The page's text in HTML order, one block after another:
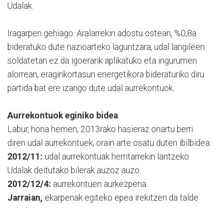
Udalak.
Iragarpen gehiago. Aralarrekin adostu ostean, %0,8a
bideratuko dute nazioarteko laguntzara, udal langileen
soldatetan ez da igoerarik aplikatuko eta ingurumen
alorrean, eraginkortasun energetikora bideraturiko diru
partida bat ere izango dute udal aurrekontuok.
Aurrekontuok eginiko bidea
Labur, hona hemen, 2013rako hasieraz onartu berri
diren udal aurrekontuek, orain arte osatu duten ibilbidea:
2012/11: udal aurrekontuak herritarrekin lantzeko
Udalak deitutako bilerak auzoz auzo.
2012/12/4: aurrekontuen aurkezpena.
Jarraian, ekarpenak egiteko epea irekitzen da talde